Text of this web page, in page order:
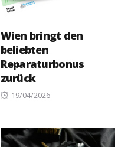
Wien bringt den
beliebten
Reparaturbonus
zurück
Posted
19/04/2026